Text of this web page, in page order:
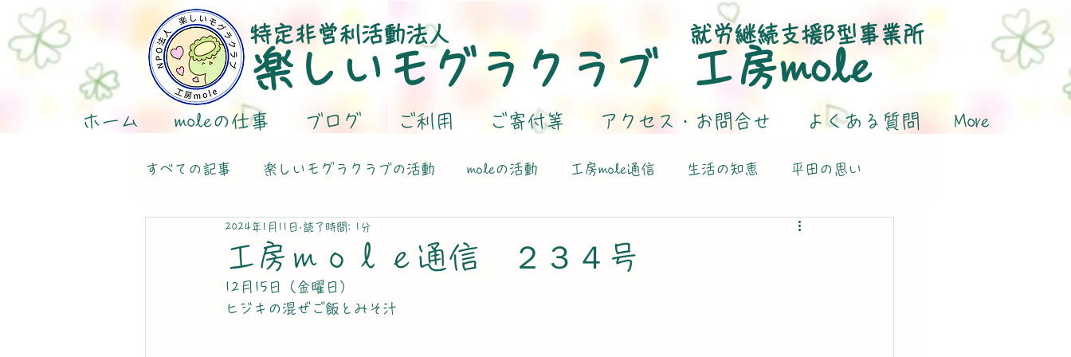
特定非営利活動法人
楽しいモグラクラブ
ホーム moleの仕事 ブログ ご利用 ご寄付等 アクセス・お問合せ よくある質問 More
就労継続支援B型事業所
​工房mole
すべての記事 楽しいモグラクラブの活動 moleの活動 工房mole通信 生活の知恵 平田の思い
工房ｍｏｌｅ通信 ２３４号
2024年1月11日 読了時間: 1分
12月15日（金曜日）
ヒジキの混ぜご飯とみそ汁